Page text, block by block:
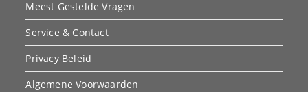
Meest Gestelde Vragen
Service & Contact
Privacy Beleid
Algemene Voorwaarden